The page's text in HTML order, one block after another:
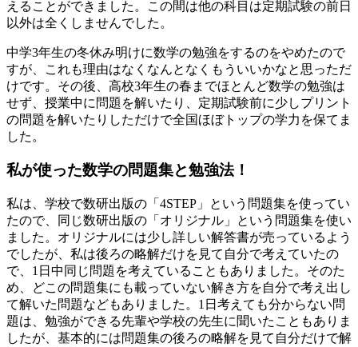
える ことができました。
この間は他の科目は定期試験の前日
以外は全くしませんでした。
中学3年生の冬休み明けに数学の勉強をするのをやめたので
すが、これも理由はなくなんとなくもういいかなと思っただ
けです。 その後、高校3年生の春までほとんど数学の勉強は
せず、授業中に問題を解いたり、定期試験前に少しプリント
の問題を解いたりしただけで全国ほぼトップの学力を保てま
した。
私が使った数学の問題集と勉強法！
私は、学校で数研出版の「4STEP」
という問題集を使ってい
たので、同じ数研出版の「オリジナル」
という問題集を使い
ました。オリジナルには少し詳しい解答書が売っているよう
でしたが、私は後ろの略解だけを見て自分で考えていたの
で、1日中同じ問題を考えていることもありました。そのた
め、どこの問題集にも載っていない解き方を自分で考え出し
て解いた問題などもありました。1日考えても分からない問
題は、勉強ができる先輩や学校の先生に聞いたこともありま
したが、 基本的には問題集の後ろの略解を見て自分だけで解